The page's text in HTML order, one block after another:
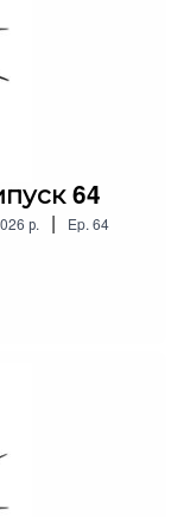
64
р. | Ep. 64